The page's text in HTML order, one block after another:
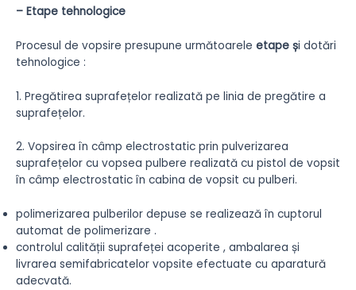
– Etape tehnologice
Procesul de vopsire presupune următoarele etape și dotări
tehnologice :
1. Pregătirea suprafețelor realizată pe linia de pregătire a
suprafețelor.
2. Vopsirea în câmp electrostatic prin pulverizarea
suprafețelor cu vopsea pulbere realizată cu pistol de vopsit
în câmp electrostatic în cabina de vopsit cu pulberi.
polimerizarea pulberilor depuse se realizează în cuptorul
automat de polimerizare .
controlul calității suprafeței acoperite , ambalarea și
livrarea semifabricatelor vopsite efectuate cu aparatură
adecvată.